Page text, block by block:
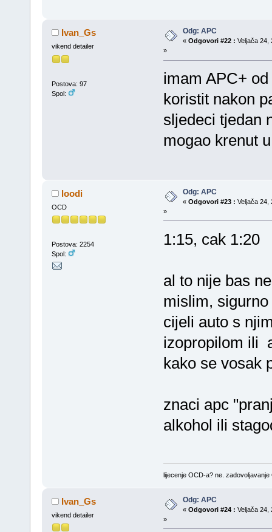
Ivan_Gs
vikend detailer
Postova: 97
Spol:
Odg: APC
« Odgovori #22 : Veljača 24,
»
imam APC+
koristit nakon
sljedeci tjedan
mogao krenut
loodi
OCD
Postova: 2254
Spol:
Odg: APC
« Odgovori #23 : Veljača 24,
»
1:15, cak 1:20
al to nije bas
mislim,
cijeli auto s
izopropilom ili
kako se vosak
znaci apc
alkohol ili
lijecenje OCD-a? ne. zadovoljavanje
Ivan_Gs
vikend detailer
Odg: APC
« Odgovori #24 : Veljača 24,
»